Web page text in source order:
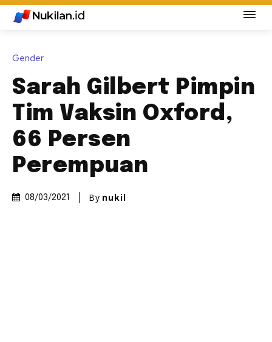
Gender
Sarah Gilbert Pimpin
Tim Vaksin Oxford,
66 Persen
Perempuan
08/03/2021 By nukil